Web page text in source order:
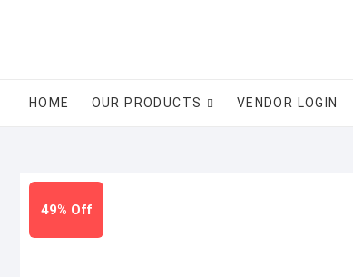
HOME OUR PRODUCTS VENDOR LOGIN
49% Off